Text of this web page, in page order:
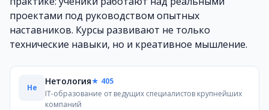
Рекомендуется заниматься 2–3 раза в неделю по
Помогает ли программирование в школе?
Да, программирование развивает логическое и
Кандидат педагогических наук, доцент кафедры
Лучшие школы в этой категории
Нетология— IT-образование от ведущих
проектами под руководством опытных
наставников. Курсы развивают не только
технические навыки, но и креативное мышление.
Не
Нетология★ 405
IT-образование от ведущих специалистов крупнейших
компаний